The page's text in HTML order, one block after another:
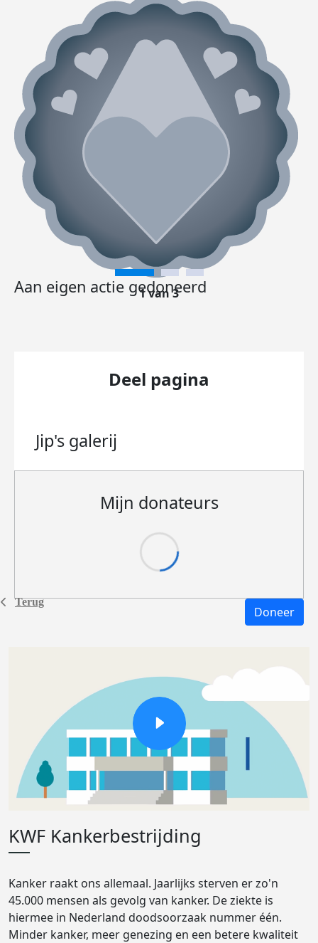
Terug
Aan eigen actie gedoneerd
1 van 3
Deel pagina
Jip's galerij
Mijn donateurs
Doneer
KWF Kankerbestrijding
Kanker raakt ons allemaal. Jaarlijks sterven er zo'n
45.000 mensen als gevolg van kanker. De ziekte is
hiermee in Nederland doodsoorzaak nummer één.
Minder kanker, meer genezing en een betere kwaliteit